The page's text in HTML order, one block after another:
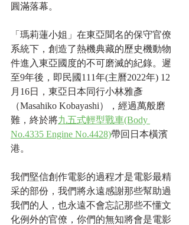
圓滿落幕。
「瑪莉蓮小姐」在東亞聞名的保守官僚
系統下，創造了熱機典藏的歷史機動物
件進入東亞國度的不可磨滅的紀錄。遲
至9年後，即民國111年(主曆2022年) 12
月16日，東亞日本同行小林雅彥
（Masahiko Kobayashi），經過萬般磨
難，終於將九五式輕型戰車(Body
No.4335 Engine No.4428)帶回日本橫濱
港。
我們堅信創作電影的過程才是電影最精
采的部份，我們將永遠感謝那些幫助過
我們的人，也永遠不會忘記那些不懂文
化例外的官僚，你們的無知將會是電影